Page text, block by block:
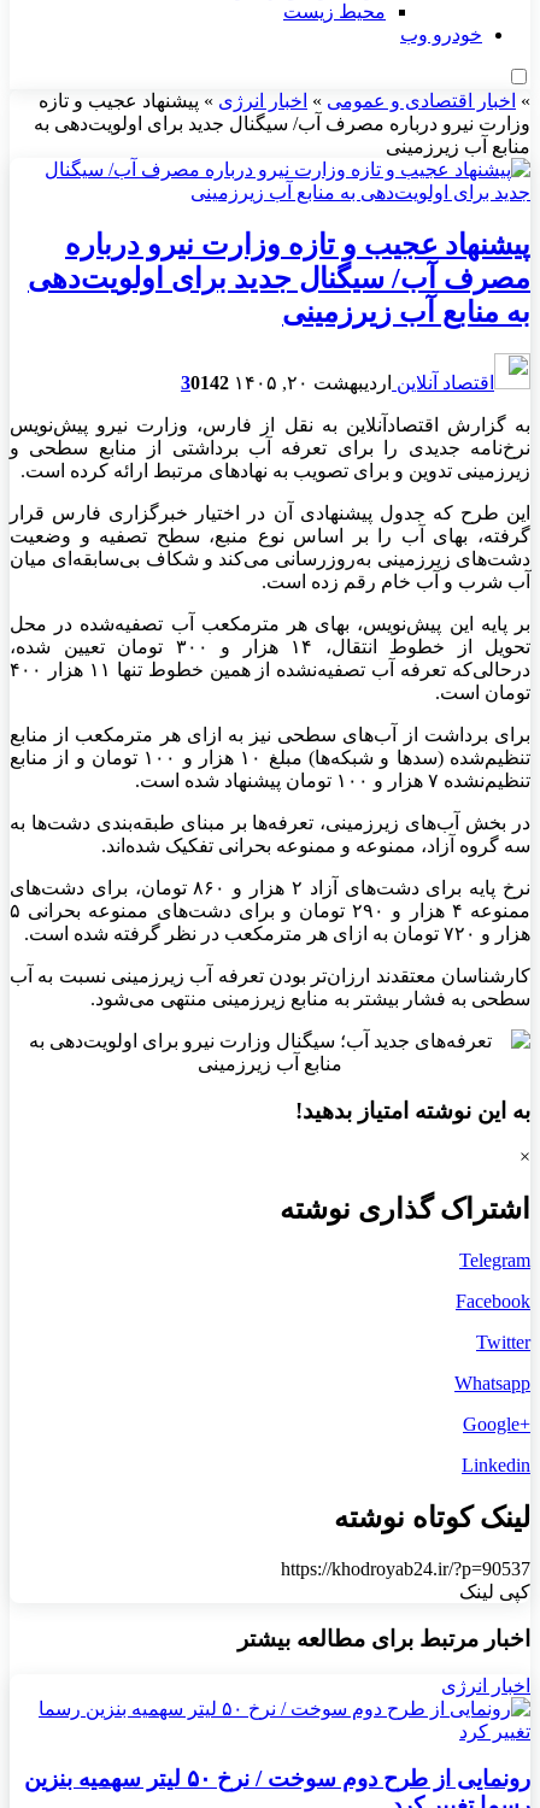
محیط زیست
خودرو وب
» اخبار اقتصادی و عمومی » اخبار انرژی » پیشنهاد عجیب و تازه
وزارت نیرو درباره مصرف آب/ سیگنال جدید برای اولویت‌دهی به
منابع آب زیرزمینی
پیشنهاد عجیب و تازه وزارت نیرو درباره
مصرف آب/ سیگنال جدید برای اولویت‌دهی
به منابع آب زیرزمینی
اقتصاد آنلاین اردیبهشت ۲۰, ۱۴۰۵ 30142
به گزارش اقتصادآنلاین به نقل از فارس، وزارت نیرو پیش‌نویس
نرخ‌نامه جدیدی را برای تعرفه آب برداشتی از منابع سطحی و
زیرزمینی تدوین و برای تصویب به نهاد‌های مرتبط ارائه کرده است.
این طرح که جدول پیشنهادی آن در اختیار خبرگزاری فارس قرار
گرفته، بهای آب را بر اساس نوع منبع، سطح تصفیه و وضعیت
دشت‌های زیرزمینی به‌روزرسانی می‌کند و شکاف بی‌سابقه‌ای میان
آب شرب و آب خام رقم زده است.
بر پایه این پیش‌نویس، بهای هر مترمکعب آب تصفیه‌شده در محل
تحویل از خطوط انتقال، ۱۴ هزار و ۳۰۰ تومان تعیین شده،
درحالی‌که تعرفه آب تصفیه‌نشده از همین خطوط تنها ۱۱ هزار ۴۰۰
تومان است.
برای برداشت از آب‌های سطحی نیز به ازای هر مترمکعب از منابع
تنظیم‌شده (سد‌ها و شبکه‌ها) مبلغ ۱۰ هزار و ۱۰۰ تومان و از منابع
تنظیم‌نشده ۷ هزار و ۱۰۰ تومان پیشنهاد شده است.
در بخش آب‌های زیرزمینی، تعرفه‌ها بر مبنای طبقه‌بندی دشت‌ها به
سه گروه آزاد، ممنوعه و ممنوعه بحرانی تفکیک شده‌اند.
نرخ پایه برای دشت‌های آزاد ۲ هزار و ۸۶۰ تومان، برای دشت‌های
ممنوعه ۴ هزار و ۲۹۰ تومان و برای دشت‌های ممنوعه بحرانی ۵
هزار و ۷۲۰ تومان به ازای هر مترمکعب در نظر گرفته شده است.
کارشناسان معتقدند ارزان‌تر بودن تعرفه آب زیرزمینی نسبت به آب
سطحی به فشار بیشتر به منابع زیرزمینی منتهی می‌شود.
به این نوشته امتیاز بدهید!
×
اشتراک گذاری نوشته
Telegram
Facebook
Twitter
Whatsapp
+Google
Linkedin
لینک کوتاه نوشته
https://khodroyab24.ir/?p=90537
کپی لینک
اخبار مرتبط برای مطالعه بیشتر
اخبار انرژی
رونمایی از طرح دوم سوخت / نرخ ۵۰ لیتر سهمیه بنزین